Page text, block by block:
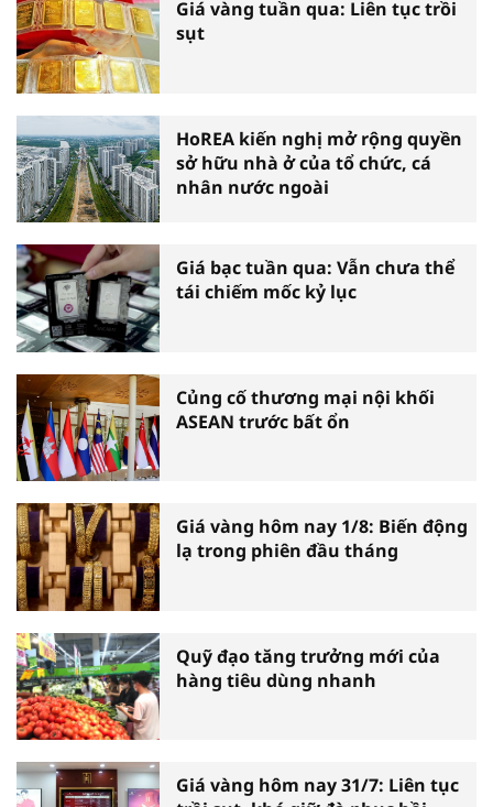
Giá vàng tuần qua: Liên tục trồi
sụt
HoREA kiến nghị mở rộng quyền
sở hữu nhà ở của tổ chức, cá
nhân nước ngoài
Giá bạc tuần qua: Vẫn chưa thể
tái chiếm mốc kỷ lục
Củng cố thương mại nội khối
ASEAN trước bất ổn
Giá vàng hôm nay 1/8: Biến động
lạ trong phiên đầu tháng
Quỹ đạo tăng trưởng mới của
hàng tiêu dùng nhanh
Giá vàng hôm nay 31/7: Liên tục